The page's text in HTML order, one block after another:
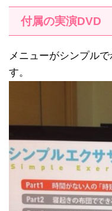
付属の実演DVD
メニューがシンプル
す。